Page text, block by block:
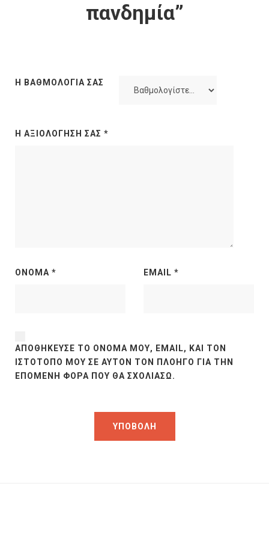
πανδημία”
Η ΒΑΘΜΟΛΟΓΊΑ ΣΑΣ
Η ΑΞΙΟΛΌΓΗΣΉ ΣΑΣ *
ΌΝΟΜΑ * EMAIL *
ΑΠΟΘΉΚΕΥΣΕ ΤΟ ΌΝΟΜΆ ΜΟΥ, EMAIL, ΚΑΙ ΤΟΝ
ΙΣΤΌΤΟΠΟ ΜΟΥ ΣΕ ΑΥΤΌΝ ΤΟΝ ΠΛΟΗΓΌ ΓΙΑ ΤΗΝ
ΕΠΌΜΕΝΗ ΦΟΡΆ ΠΟΥ ΘΑ ΣΧΟΛΙΆΣΩ.